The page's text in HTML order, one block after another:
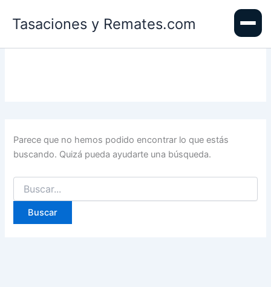
Tasaciones y Remates.com
Parece que no hemos podido encontrar lo que estás
buscando. Quizá pueda ayudarte una búsqueda.
Buscar
por: